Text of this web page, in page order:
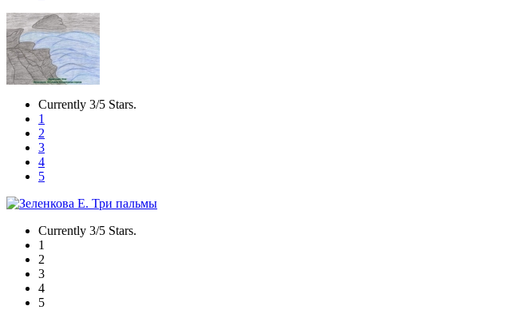
Currently 3/5 Stars.
1
2
3
4
5
Currently 3/5 Stars.
1
2
3
4
5